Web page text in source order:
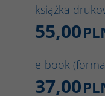
książka
55,00
e-book
37,00